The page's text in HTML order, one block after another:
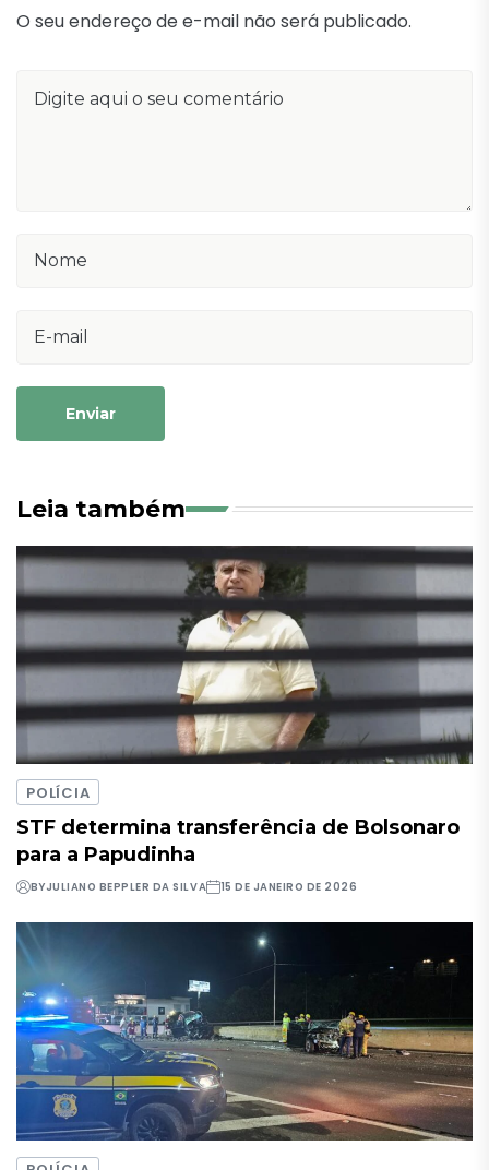
O seu endereço de e-mail não será publicado.
Enviar
Leia também
POLÍCIA
STF determina transferência de Bolsonaro
para a Papudinha
BYJULIANO BEPPLER DA SILVA 15 DE JANEIRO DE 2026